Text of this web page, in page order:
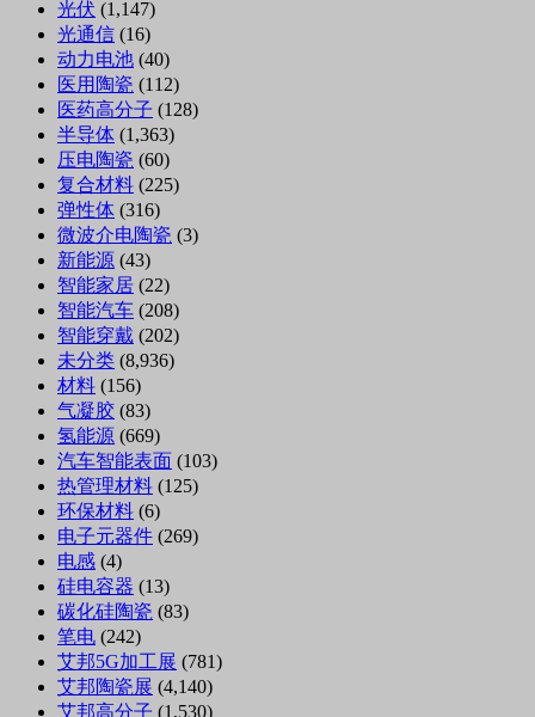
光伏 (1,147)
光通信 (16)
动力电池 (40)
医用陶瓷 (112)
医药高分子 (128)
半导体 (1,363)
压电陶瓷 (60)
复合材料 (225)
弹性体 (316)
微波介电陶瓷 (3)
新能源 (43)
智能家居 (22)
智能汽车 (208)
智能穿戴 (202)
未分类 (8,936)
材料 (156)
气凝胶 (83)
氢能源 (669)
汽车智能表面 (103)
热管理材料 (125)
环保材料 (6)
电子元器件 (269)
电感 (4)
硅电容器 (13)
碳化硅陶瓷 (83)
笔电 (242)
艾邦5G加工展 (781)
艾邦陶瓷展 (4,140)
艾邦高分子 (1,530)